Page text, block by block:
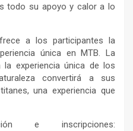
todo su apoyo y calor a lo
a los participantes la
única en MTB. La
experiencia única de los
convertirá a sus
una experiencia que
e inscripciones: